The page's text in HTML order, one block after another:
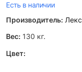
Есть в наличии
Производитель: Лекс
Вес: 130 кг.
Цвет: